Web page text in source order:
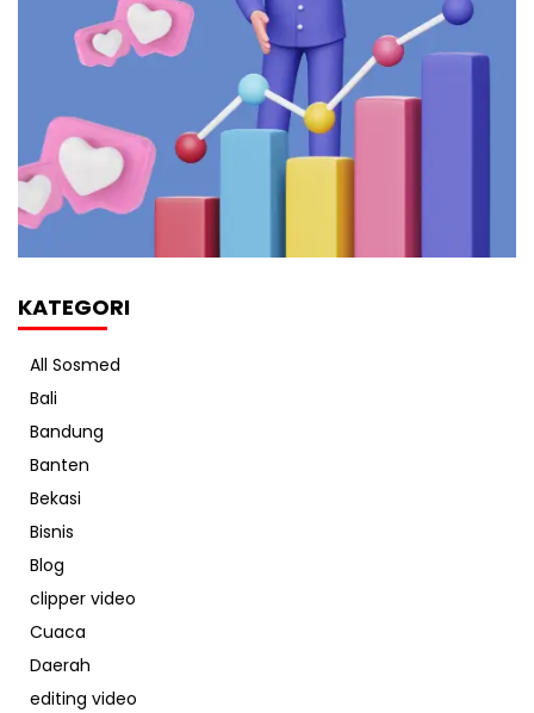
KATEGORI
All Sosmed
Bali
Bandung
Banten
Bekasi
Bisnis
Blog
clipper video
Cuaca
Daerah
editing video